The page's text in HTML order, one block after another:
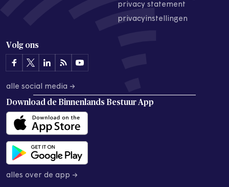
privacy statement
privacyinstellingen
Volg ons
alle social media →
Download de Binnenlands Bestuur App
alles over de app →